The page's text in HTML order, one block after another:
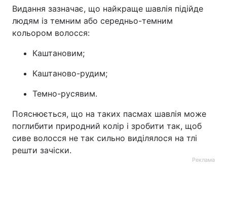
Видання зазначає, що найкраще шавлія підійде
людям із темним або середньо-темним
кольором волосся:
Каштановим;
Каштаново-рудим;
Темно-русявим.
Пояснюється, що на таких пасмах шавлія може
поглибити природний колір і зробити так, щоб
сиве волосся не так сильно виділялося на тлі
решти зачіски.
Реклама